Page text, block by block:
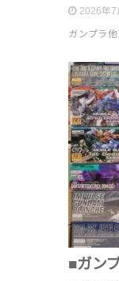
2026年7
ガンプラ
■ガン